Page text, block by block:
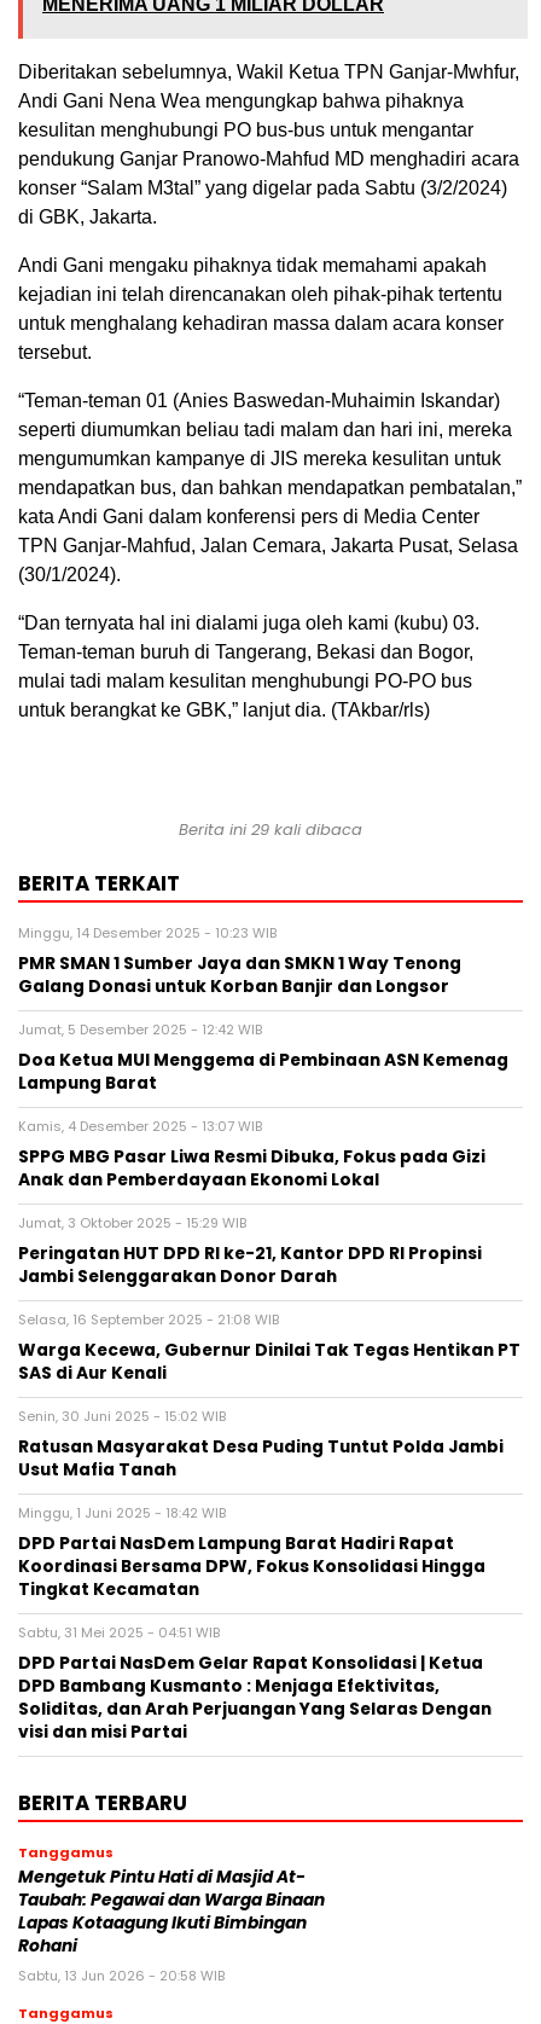
MENERIMA UANG 1 MILIAR DOLLAR
Diberitakan sebelumnya, Wakil Ketua TPN Ganjar-Mwhfur,
Andi Gani Nena Wea mengungkap bahwa pihaknya
kesulitan menghubungi PO bus-bus untuk mengantar
pendukung Ganjar Pranowo-Mahfud MD menghadiri acara
konser “Salam M3tal” yang digelar pada Sabtu (3/2/2024)
di GBK, Jakarta.
Andi Gani mengaku pihaknya tidak memahami apakah
kejadian ini telah direncanakan oleh pihak-pihak tertentu
untuk menghalang kehadiran massa dalam acara konser
tersebut.
“Teman-teman 01 (Anies Baswedan-Muhaimin Iskandar)
seperti diumumkan beliau tadi malam dan hari ini, mereka
mengumumkan kampanye di JIS mereka kesulitan untuk
mendapatkan bus, dan bahkan mendapatkan pembatalan,”
kata Andi Gani dalam konferensi pers di Media Center
TPN Ganjar-Mahfud, Jalan Cemara, Jakarta Pusat, Selasa
(30/1/2024).
“Dan ternyata hal ini dialami juga oleh kami (kubu) 03.
Teman-teman buruh di Tangerang, Bekasi dan Bogor,
mulai tadi malam kesulitan menghubungi PO-PO bus
untuk berangkat ke GBK,” lanjut dia. (TAkbar/rls)
Berita ini 29 kali dibaca
BERITA TERKAIT
Minggu, 14 Desember 2025 - 10:23 WIB
PMR SMAN 1 Sumber Jaya dan SMKN 1 Way Tenong
Galang Donasi untuk Korban Banjir dan Longsor
Jumat, 5 Desember 2025 - 12:42 WIB
Doa Ketua MUI Menggema di Pembinaan ASN Kemenag
Lampung Barat
Kamis, 4 Desember 2025 - 13:07 WIB
SPPG MBG Pasar Liwa Resmi Dibuka, Fokus pada Gizi
Anak dan Pemberdayaan Ekonomi Lokal
Jumat, 3 Oktober 2025 - 15:29 WIB
Peringatan HUT DPD RI ke-21, Kantor DPD RI Propinsi
Jambi Selenggarakan Donor Darah
Selasa, 16 September 2025 - 21:08 WIB
Warga Kecewa, Gubernur Dinilai Tak Tegas Hentikan PT
SAS di Aur Kenali
Senin, 30 Juni 2025 - 15:02 WIB
Ratusan Masyarakat Desa Puding Tuntut Polda Jambi
Usut Mafia Tanah
Minggu, 1 Juni 2025 - 18:42 WIB
DPD Partai NasDem Lampung Barat Hadiri Rapat
Koordinasi Bersama DPW, Fokus Konsolidasi Hingga
Tingkat Kecamatan
Sabtu, 31 Mei 2025 - 04:51 WIB
DPD Partai NasDem Gelar Rapat Konsolidasi | Ketua
DPD Bambang Kusmanto : Menjaga Efektivitas,
Soliditas, dan Arah Perjuangan Yang Selaras Dengan
visi dan misi Partai
BERITA TERBARU
Tanggamus
Mengetuk Pintu Hati di Masjid At-
Taubah: Pegawai dan Warga Binaan
Lapas Kotaagung Ikuti Bimbingan
Rohani
Sabtu, 13 Jun 2026 - 20:58 WIB
Tanggamus